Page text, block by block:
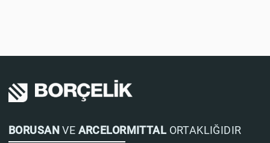
BORUSANVE ARCELORMITTAL ORTAKLIĞIDIR